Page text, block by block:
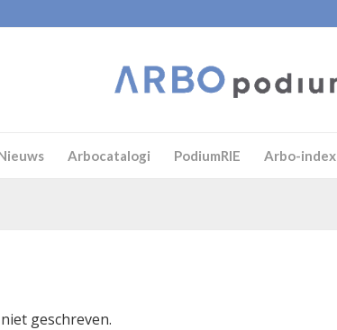
Arbocatalogi PodiumRIE Arbo-index
geschreven.